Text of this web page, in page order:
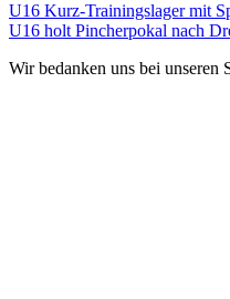
U16 Kurz-Trainingslager mit
U16 holt Pincherpokal nach
Wir bedanken uns bei unseren